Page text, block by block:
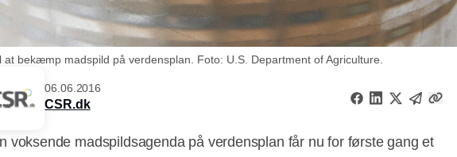
bekæmp madspild på verdensplan. Foto: U.S. Department of Agriculture.
06.06.2016
CSR.dk
voksende madspildsagenda på verdensplan får nu for første gang et